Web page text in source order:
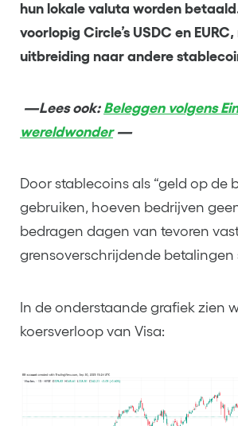
hun lokale valuta worden
voorlopig Circle’s USDC en
uitbreiding naar andere
—Lees ook: Beleggen volgens
wereldwonder—
Door stablecoins als “geld op de
gebruiken, hoeven bedrijven
bedragen dagen van tevoren
grensoverschrijdende betalingen
In de onderstaande grafiek zien
koersverloop van Visa: